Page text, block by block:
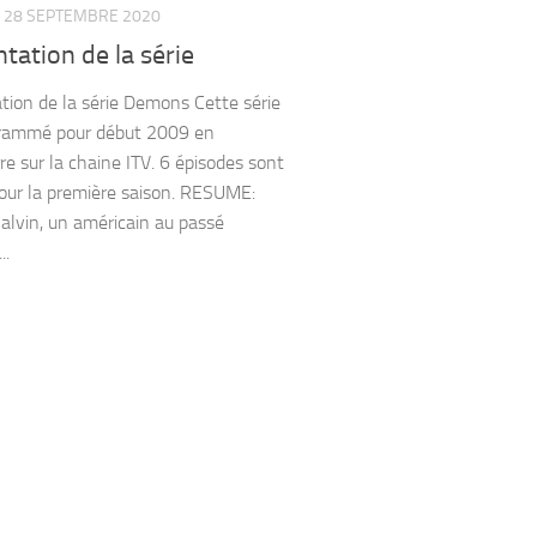
28 SEPTEMBRE 2020
de la série
de la série Demons Cette série
pour début 2009 en
sur la chaine ITV. 6 épisodes sont
la première saison. RESUME:
un américain au passé